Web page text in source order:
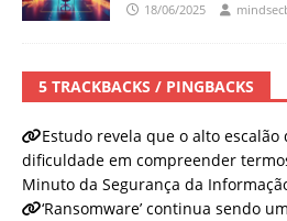
18/06/2025
5 TRACKBACKS / PINGBACKS
Estudo revela que o alto escalão
dificuldade em compreender
Minuto da Segurança da
‘Ransomware’ continua sendo